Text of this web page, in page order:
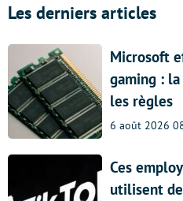
Les derniers articles
Microsoft
gaming :
les règles
6 août 2026
Ces
utilisent